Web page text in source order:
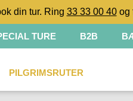
din tur. Ring 33 33 00 40 og
TURE B2B
PILGRIMSRUTER